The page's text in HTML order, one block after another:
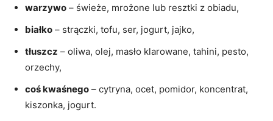
warzywo – świeże, mrożone lub resztki z obiadu,
białko – strączki, tofu, ser, jogurt, jajko,
tłuszcz – oliwa, olej, masło klarowane, tahini, pesto,
orzechy,
coś kwaśnego – cytryna, ocet, pomidor, koncentrat,
kiszonka, jogurt.